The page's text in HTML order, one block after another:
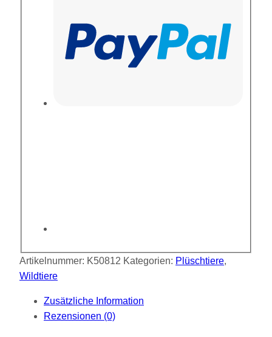
Artikelnummer: K50812 Kategorien: Plüschtiere,
Wildtiere
Zusätzliche Information
Rezensionen (0)